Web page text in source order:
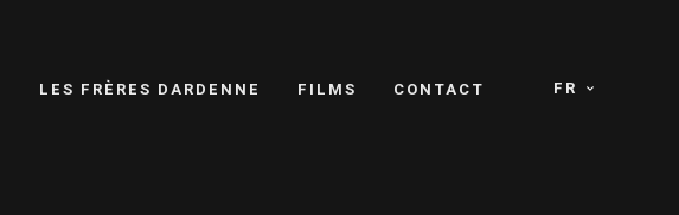
FR
LES FRÈRES DARDENNE FILMS CONTACT